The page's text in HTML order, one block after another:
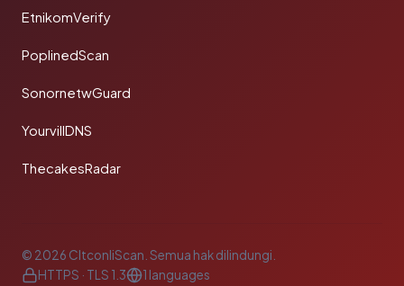
EtnikomVerify
PoplinedScan
SonornetwGuard
YourvillDNS
ThecakesRadar
© 2026 CltconliScan. Semua hak dilindungi.
HTTPS · TLS 1.3
1 languages